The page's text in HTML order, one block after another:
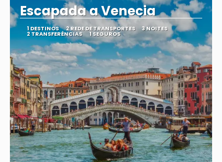
Escapada a Venecia
1 DESTINOS 2 REDE DE TRANSPORTES 3 NOITES
2 TRANSFERÊNCIAS 1 SEGUROS